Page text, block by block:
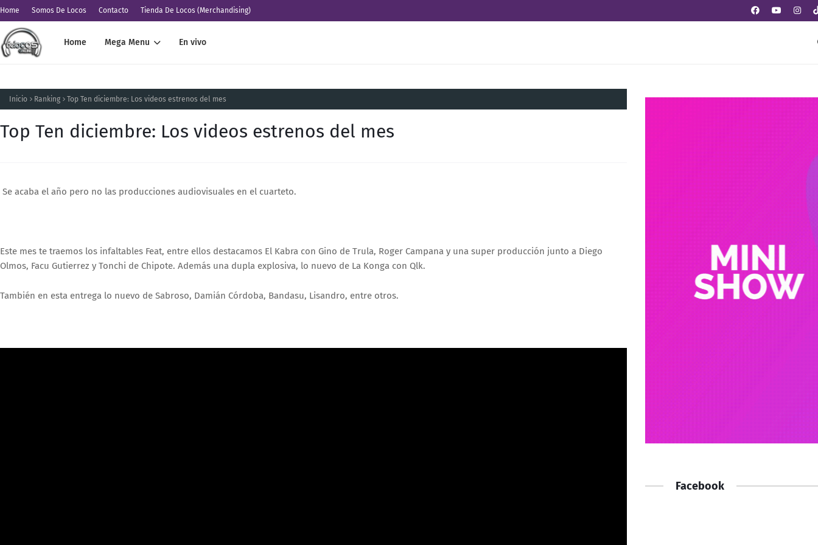
Home Somos De Locos Contacto Tienda De Locos (Merchandising)
Home Mega Menu En vivo
Inicio Ranking Top Ten diciembre: Los videos estrenos del mes
Top Ten diciembre: Los videos estrenos del mes
Se acaba el año pero no las producciones audiovisuales en el cuarteto.
Este mes te traemos los infaltables Feat, entre ellos destacamos El Kabra con Gino de Trula, Roger Campana y una super producción junto a Diego
Olmos, Facu Gutierrez y Tonchi de Chipote. Además una dupla explosiva, lo nuevo de La Konga con Qlk.
También en esta entrega lo nuevo de Sabroso, Damián Córdoba, Bandasu, Lisandro, entre otros.
Facebook